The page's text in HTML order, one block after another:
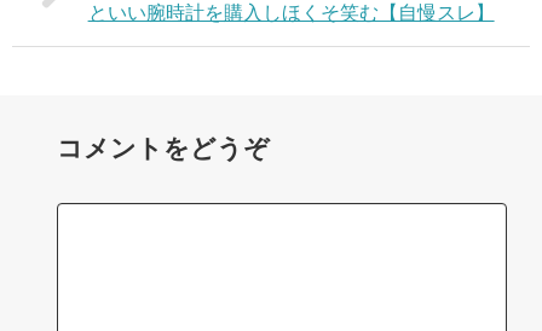
といい腕時計を購入しほくそ笑む【自慢スレ】
コメントをどうぞ